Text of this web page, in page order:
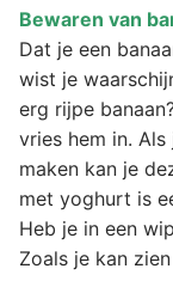
Bewaren van
Dat je een
wist je
erg rijpe
vries hem in.
maken kan je
met yoghurt is
Heb je in een
Zoals je kan